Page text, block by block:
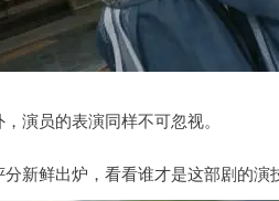
演员的表演同样不可忽视。
分新鲜出炉，看看谁才是这部剧的